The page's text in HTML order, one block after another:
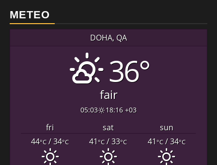
METEO
DOHA, QA
36°
fair
05:03 18:16 +03
fri sat
sun
44°C/ 34°C 41°C/ 33°C 41°C/ 34°C